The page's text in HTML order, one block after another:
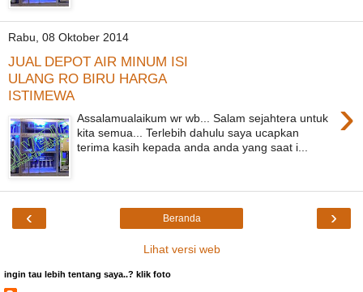
Rabu, 08 Oktober 2014
JUAL DEPOT AIR MINUM ISI
ULANG RO BIRU HARGA
ISTIMEWA
›
Assalamualaikum wr wb... Salam sejahtera untuk
kita semua... Terlebih dahulu saya ucapkan
terima kasih kepada anda anda yang saat i...
‹ ›
Beranda
Lihat versi web
ingin tau lebih tentang saya..? klik foto